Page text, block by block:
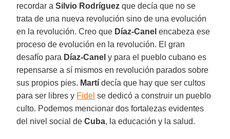
recordar aSilvio Rodríguez que decía que no se
trata de una nueva revolución sino de una evolución
en la revolución. Creo que Díaz-Canel encabeza ese
proceso de evolución en la revolución. El gran
desafío para Díaz-Canel y para el pueblo cubano es
repensarse a sí mismos en revolución parados sobre
sus propios pies. Martí decía que hay que ser cultos
para ser libres y Fidel se dedicó a construir un pueblo
culto. Podemos mencionar dos fortalezas evidentes
del nivel social deCuba, la educación y la salud.